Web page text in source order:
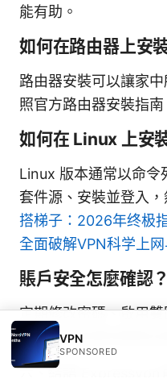
能有助。
如何在路由器上安
路由器安裝可以讓家
照官方路由器安裝指
如何在 Linux 上安
Linux 版本通常以命令
套件源、安裝並登入，
搭梯子：2026年终极
全面破解VPN科学上
賬戶安全怎麼確認？
定期修改密碼、啟用
在不使用裝置時關閉自
六、結語 Expressvpn
VPN
SPONSORED